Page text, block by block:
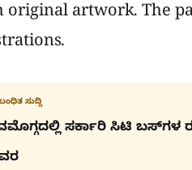
original artwork. The
ಸುದ್ದಿ
ಸರ್ಕಾರಿ ಸಿಟಿ ಬಸ್​ಗಳ